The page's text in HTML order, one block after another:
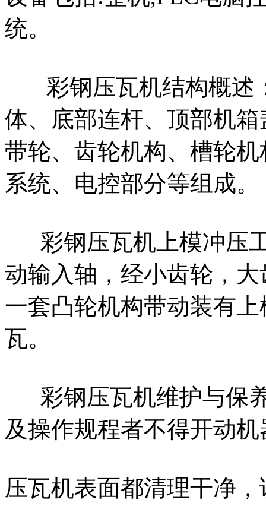
统。
彩钢压瓦机结构概
体、底部连杆、顶部机
带轮、齿轮机构、槽轮
系统、电控部分等组成。
彩钢压瓦机上模冲压
动输入轴，经小齿轮，
一套凸轮机构带动装有
瓦。
彩钢压瓦机维护与保
及操作规程者不得开动
压瓦机表面都清理干净